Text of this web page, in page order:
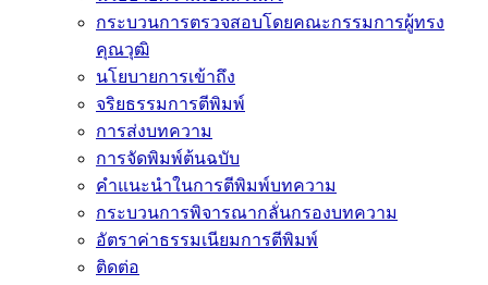
กระบวนการตรวจสอบโดยคณะกรรมการผู้ทรง
คุณวุฒิ
นโยบายการเข้าถึง
จริยธรรมการตีพิมพ์
การส่งบทความ
การจัดพิมพ์ต้นฉบับ
คำแนะนำในการตีพิมพ์บทความ
กระบวนการพิจารณากลั่นกรองบทความ
อัตราค่าธรรมเนียมการตีพิมพ์
ติดต่อ